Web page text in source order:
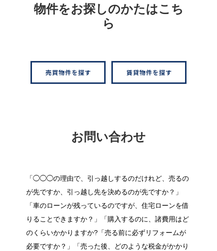
物件をお探しのかたはこち
ら
お問い合わせ
「◯◯◯の理由で、引っ越しするのだけれど、売るの
が先ですか、引っ越し先を決めるのが先ですか？」
「車のローンが残っているのですが、住宅ローンを借
りることできますか？」「購入するのに、諸費用はど
のくらいかかりますか?「売る前に必ずリフォームが
必要ですか？」「売った後、どのような税金がかかり